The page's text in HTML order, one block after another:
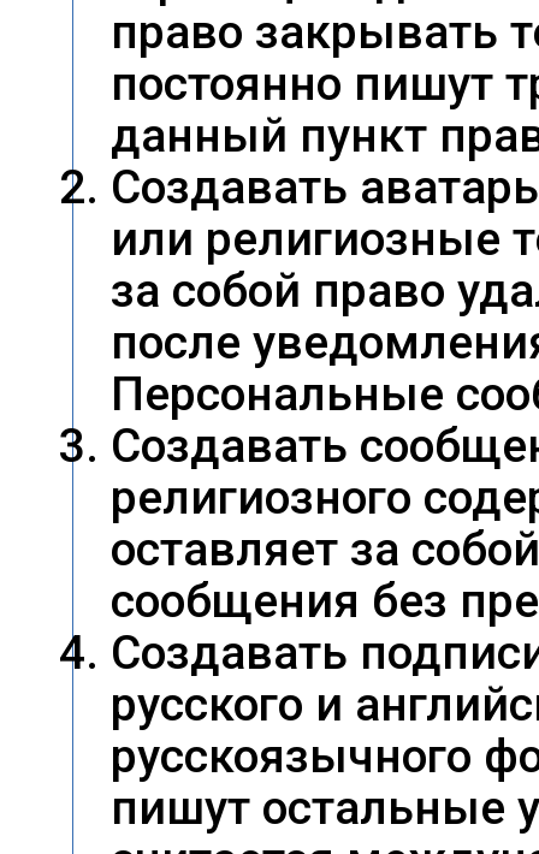
право закрывать
постоянно пишут
данный пункт
Создавать
или религиозные
за собой право
после
Персональные
Создавать
религиозного
оставляет за
сообщения без
Создавать
русского и
русскоязычного
пишут остальные